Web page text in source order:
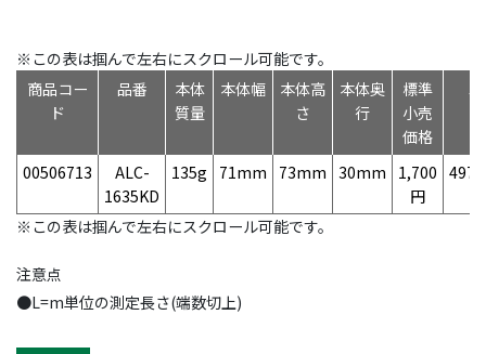
※この表は掴んで左右にスクロール可能です。
商品コー
ド
品番
本体
質量
本体幅
本体高
さ
本体奥
行
標準
小売
価格
00506713
ALC-
1635KD
135g 71mm 73mm 30mm
1,700
円
※この表は掴んで左右にスクロール可能です。
注意点
●L=m単位の測定長さ(端数切上)